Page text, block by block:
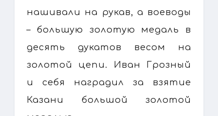
нашивали на рукав, а воеводы
– большую золотую медаль в
десять дукатов весом на
золотой цепи. Иван Грозный
и себя наградил за взятие
Казани большой золотой